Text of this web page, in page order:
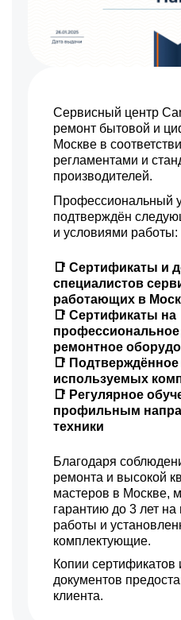
Сервисный центр
ремонт бытовой и
Москве в
регламентами и
производителей.
Профессиональный
подтверждён
и условиями работы:
📑 Сертификаты и
специалистов
работающих в
📑 Сертификаты на
профессиональное
ремонтное
📑 Подтверждённое
используемых
📑 Регулярное
профильным
техники
Благодаря
ремонта и высокой
мастеров в Москве,
гарантию до 3 лет
работы и
комплектующие.
Копии
документов
клиента.